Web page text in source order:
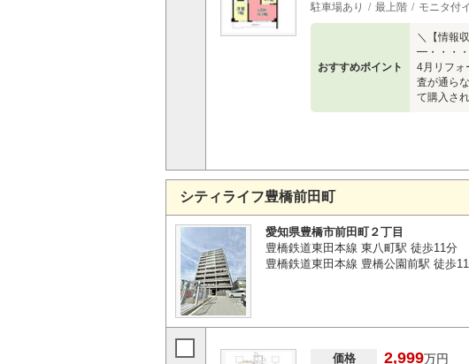
駐車場あり 最上階 モニタ付
おすすめポイント
＼【情報
━・・・
4月リフォ
査が通ら
て購入さ
シティライフ豊橋前田町
愛知県豊橋市前田町２丁目
豊橋鉄道東田本線 東八町駅 徒歩11分
豊橋鉄道東田本線 豊橋公園前駅 徒歩
価格 2,999万円